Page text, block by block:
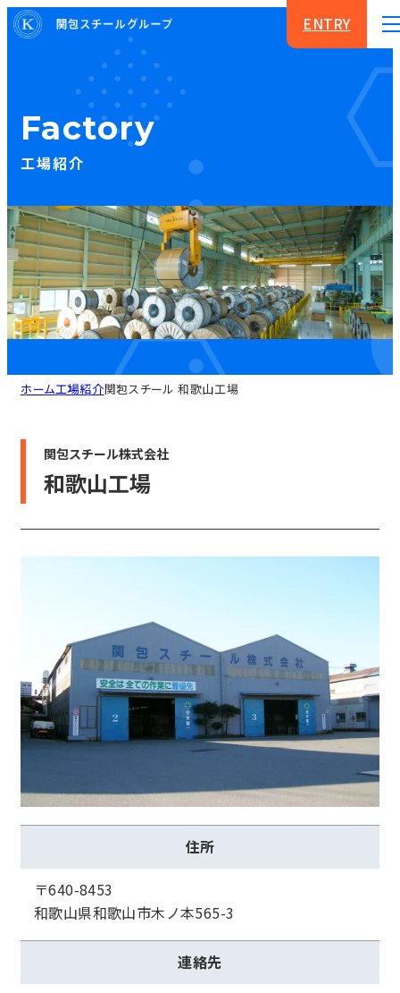
ENTRY
Factory
工場紹介
ホーム工場紹介関包スチール 和歌山工場
関包スチール株式会社
和歌山工場
住所
〒640-8453
和歌山県和歌山市木ノ本565-3
連絡先